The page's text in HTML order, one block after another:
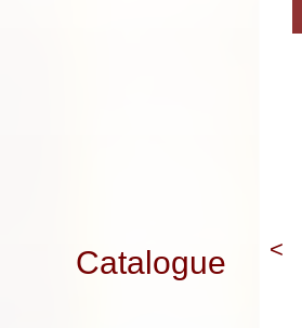
Catalogue <